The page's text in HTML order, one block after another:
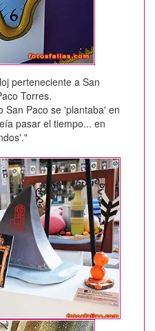
perteneciente a San
Torres.
San Paco se 'plantaba' en
pasar el tiempo... en